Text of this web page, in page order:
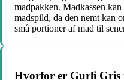
madpakken. Madkassen
madspild, da den nemt kan
små portioner af mad til
Hvorfor er Gurli Gris